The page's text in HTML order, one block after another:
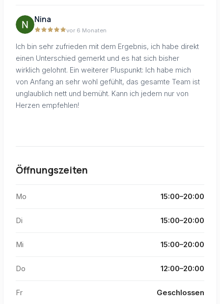
Nina
vor 6 Monaten
Ich bin sehr zufrieden mit dem Ergebnis, ich habe direkt
einen Unterschied gemerkt und es hat sich bisher
wirklich gelohnt. Ein weiterer Pluspunkt: Ich habe mich
von Anfang an sehr wohl gefühlt, das gesamte Team ist
unglaublich nett und bemüht. Kann ich jedem nur von
Herzen empfehlen!
Öffnungszeiten
Mo 15:00–20:00
Di 15:00–20:00
Mi 15:00–20:00
Do 12:00–20:00
Fr Geschlossen